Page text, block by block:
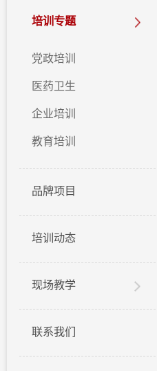
培训专题
党政培训
医药卫生
企业培训
教育培训
品牌项目
培训动态
现场教学
联系我们